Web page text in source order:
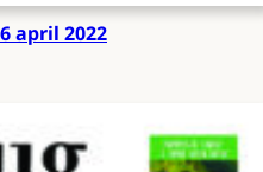
april 2022